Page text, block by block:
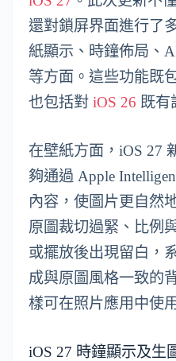
還對鎖屏界面進行了
紙顯示、時鐘佈局、
等方面。這些功能既
也包括對 iOS 26 既有
在壁紙方面，iOS 27
夠通過 Apple
內容，使圖片更自然
原圖裁切過緊、比例
或擺放後出現留白，
成與原圖風格一致的
樣可在照片應用中使
iOS 27 時鐘顯示及生